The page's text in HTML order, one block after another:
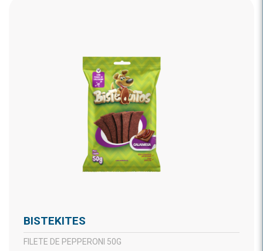
BISTEKITES
FILETE DE PEPPERONI 50G